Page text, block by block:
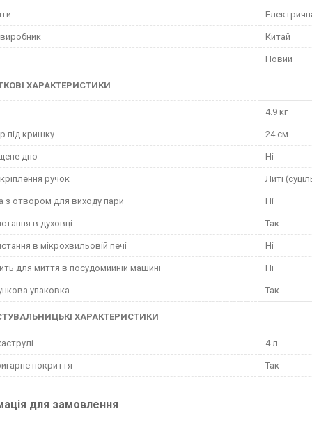
Китай
Новий
ХАРАКТЕРИСТИКИ
4.9 кг
під кришку 24 см
дно Ні
ручок Литі
з отвором для виходу пари Ні
в духовці Так
в мікрохвильовій печі Ні
для миття в посудомийній машині Ні
упаковка Так
ХАРАКТЕРИСТИКИ
4 л
покриття Так
для замовлення